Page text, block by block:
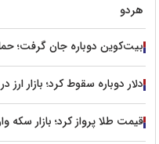
هردو
بیت‌کوین دوباره جان گرفت؛ حمله به ۶۵ هزار دلار و ریزش
دلار دوباره سقوط کرد؛ بازار ارز
قیمت طلا پرواز کرد؛ بازار سکه